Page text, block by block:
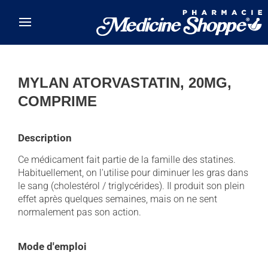
MYLAN ATORVASTATIN, 20MG,
COMPRIME
Description
Ce médicament fait partie de la famille des statines.
Habituellement, on l'utilise pour diminuer les gras dans
le sang (cholestérol / triglycérides). Il produit son plein
effet après quelques semaines, mais on ne sent
normalement pas son action.
Mode d'emploi